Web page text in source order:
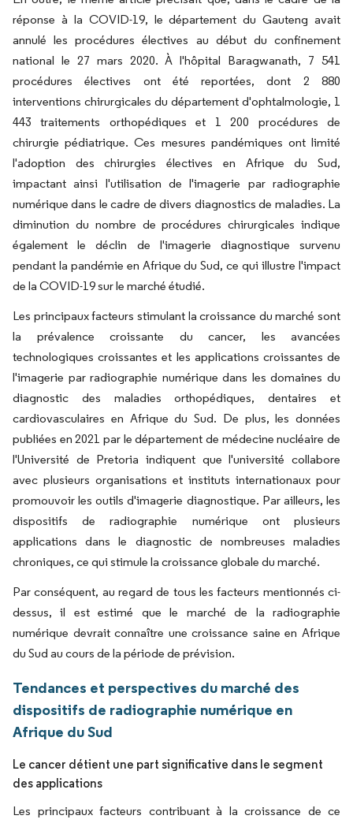
réponse à la COVID-19, le département du Gauteng avait
annulé les procédures électives au début du confinement
national le 27 mars 2020. À l'hôpital Baragwanath, 7 541
procédures électives ont été reportées, dont 2 880
interventions chirurgicales du département d'ophtalmologie, 1
443 traitements orthopédiques et 1 200 procédures de
chirurgie pédiatrique. Ces mesures pandémiques ont limité
l'adoption des chirurgies électives en Afrique du Sud,
impactant ainsi l'utilisation de l'imagerie par radiographie
numérique dans le cadre de divers diagnostics de maladies. La
diminution du nombre de procédures chirurgicales indique
également le déclin de l'imagerie diagnostique survenu
pendant la pandémie en Afrique du Sud, ce qui illustre l'impact
de la COVID-19 sur le marché étudié.
Les principaux facteurs stimulant la croissance du marché sont
la prévalence croissante du cancer, les avancées
technologiques croissantes et les applications croissantes de
l'imagerie par radiographie numérique dans les domaines du
diagnostic des maladies orthopédiques, dentaires et
cardiovasculaires en Afrique du Sud. De plus, les données
publiées en 2021 par le département de médecine nucléaire de
l'Université de Pretoria indiquent que l'université collabore
avec plusieurs organisations et instituts internationaux pour
promouvoir les outils d'imagerie diagnostique. Par ailleurs, les
dispositifs de radiographie numérique ont plusieurs
applications dans le diagnostic de nombreuses maladies
chroniques, ce qui stimule la croissance globale du marché.
Par conséquent, au regard de tous les facteurs mentionnés ci-
dessus, il est estimé que le marché de la radiographie
numérique devrait connaître une croissance saine en Afrique
du Sud au cours de la période de prévision.
Tendances et perspectives du marché des
dispositifs de radiographie numérique en
Afrique du Sud
Le cancer détient une part significative dans le segment
des applications
Les principaux facteurs contribuant à la croissance de ce